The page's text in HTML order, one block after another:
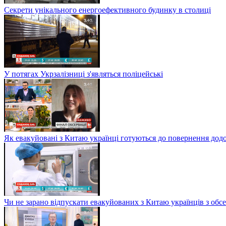
Секрети унікального енергоефективного будинку в столиці
У потягах Укрзалізниці з'являться поліцейські
Як евакуйовані з Китаю українці готуються до повернення
Чи не зарано відпускати евакуйованих з Китаю українців з